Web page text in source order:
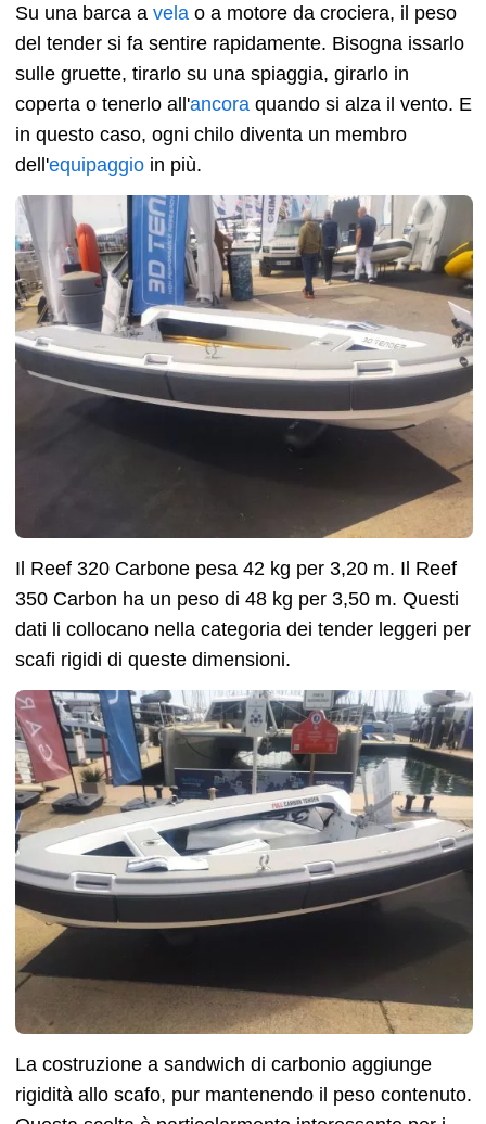
Su una barca a vela o a motore da crociera, il peso
del tender si fa sentire rapidamente. Bisogna issarlo
sulle gruette, tirarlo su una spiaggia, girarlo in
coperta o tenerlo all'ancora quando si alza il vento. E
in questo caso, ogni chilo diventa un membro
dell'equipaggio in più.
Il Reef 320 Carbone pesa 42 kg per 3,20 m. Il Reef
350 Carbon ha un peso di 48 kg per 3,50 m. Questi
dati li collocano nella categoria dei tender leggeri per
scafi rigidi di queste dimensioni.
La costruzione a sandwich di carbonio aggiunge
rigidità allo scafo, pur mantenendo il peso contenuto.